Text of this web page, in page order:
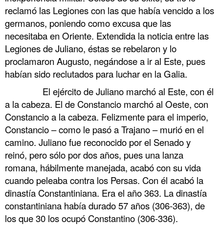
reclamó las Legiones con las que había vencido a los
germanos, poniendo como excusa que las
necesitaba en Oriente. Extendida la noticia entre las
Legiones de Juliano, éstas se rebelaron y lo
proclamaron Augusto, negándose a ir al Este, pues
habían sido reclutados para luchar en la Galia.
El ejército de Juliano marchó al Este, con él
a la cabeza. El de Constancio marchó al Oeste, con
Constancio a la cabeza. Felizmente para el imperio,
Constancio – como le pasó a Trajano – murió en el
camino. Juliano fue reconocido por el Senado y
reinó, pero sólo por dos años, pues una lanza
romana, hábilmente manejada, acabó con su vida
cuando peleaba contra los Persas. Con él acabó la
dinastía Constantiniana. Era el año 363. La dinastía
constantiniana había durado 57 años (306-363), de
los que 30 los ocupó Constantino (306-336).